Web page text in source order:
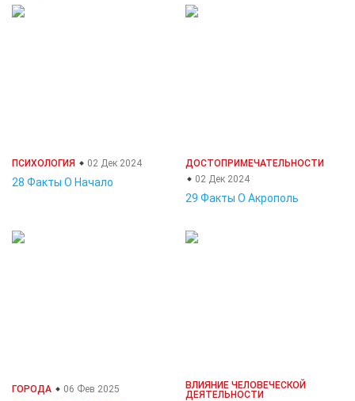
ПСИХОЛОГИЯ 02 Дек 2024
28 Факты О Начало
ДОСТОПРИМЕЧАТЕЛЬНОСТИ
02 Дек 2024
29 Факты О Акрополь
ГОРОДА 06 Фев 2025
ВЛИЯНИЕ ЧЕЛОВЕЧЕСКОЙ
ДЕЯТЕЛЬНОСТИ